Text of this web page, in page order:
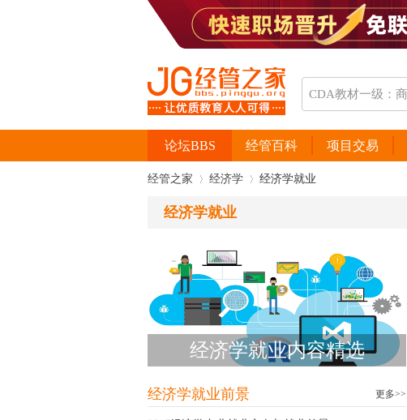
经管百科 项目交易
论坛BBS
经管之家 经济学 经济学就业
经济学就业
经济学就业内容精选
经济学就业前景 更多>>